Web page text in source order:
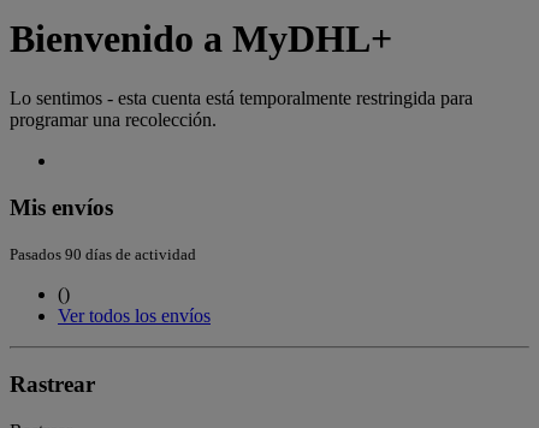
Bienvenido a MyDHL+
Lo sentimos - esta cuenta está temporalmente restringida para
programar una recolección.
Mis envíos
Pasados 90 días de actividad
()
Ver todos los envíos
Rastrear